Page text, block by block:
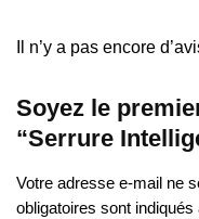
Il n’y a pas encore
Soyez le
“Serrure
Votre adresse e-mail ne
obligatoires sont indiqués